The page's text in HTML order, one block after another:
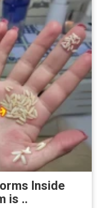
Inside
is ..